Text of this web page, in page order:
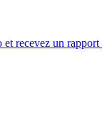
recevez un